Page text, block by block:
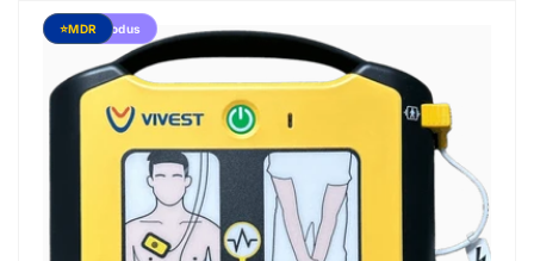
Kindermodus
⭐MDR